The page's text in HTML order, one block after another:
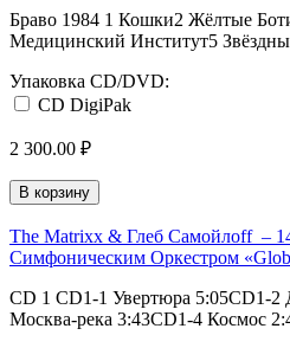
Браво 1984 1 Кошки2 Жёлтые
Медицинский Институт5
Упаковка CD/DVD:
CD DigiPak
2 300.00 ₽
В корзину
The Matrixx & Глеб Самойлoff ‎ –
Симфоническим Оркестром
CD 1 CD1-1 Увертюра 5:05CD1-2
Москва-река 3:43CD1-4 Космос